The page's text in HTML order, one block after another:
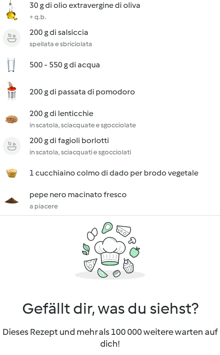
30 g di olio extravergine di oliva
+ q.b.
200 g di salsiccia
spellata e sbriciolata
500 - 550 g di acqua
200 g di passata di pomodoro
200 g di lenticchie
in scatola, sciacquate e sgocciolate
200 g di fagioli borlotti
in scatola, sciacquati e sgocciolati
1 cucchiaino colmo di dado per brodo vegetale
pepe nero macinato fresco
a piacere
Gefällt dir, was du siehst?
Dieses Rezept und mehr als 100 000 weitere warten auf
dich!